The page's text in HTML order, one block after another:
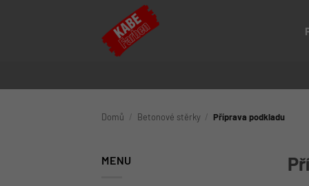
Domů / Betonové stěrky / Příprava podkladu
MENU